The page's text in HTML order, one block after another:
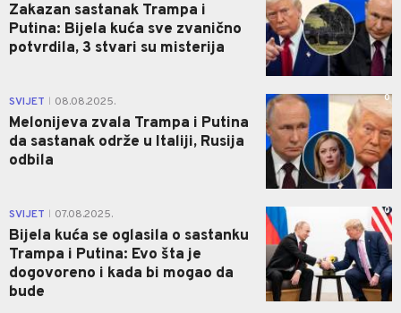
Zakazan sastanak Trampa i
Putina: Bijela kuća sve zvanično
potvrdila, 3 stvari su misterija
SVIJET 08.08.2025.
Melonijeva zvala Trampa i Putina
da sastanak održe u Italiji, Rusija
odbila
0
SVIJET 07.08.2025.
Bijela kuća se oglasila o sastanku
Trampa i Putina: Evo šta je
dogovoreno i kada bi mogao da
bude
0